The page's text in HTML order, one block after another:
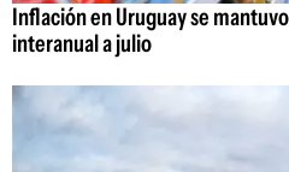
Inflación en Uruguay se
interanual a julio